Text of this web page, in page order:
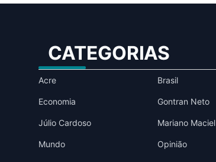
CATEGORIAS
Acre Brasil
Economia Gontran Neto
Júlio Cardoso Mariano Maciel
Mundo Opinião